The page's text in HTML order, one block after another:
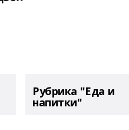
Рубрика "Еда и
напитки"